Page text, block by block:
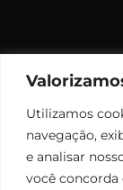
Utilizamos
navegação,
e analisar
você concorda